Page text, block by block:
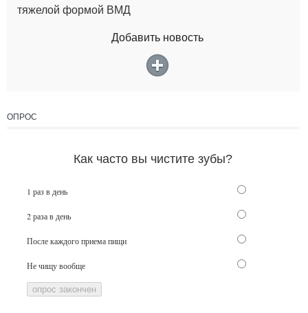
тяжелой формой ВМД
Добавить новость
ОПРОС
Как часто вы чистите зубы?
1 раз в день
2 раза в день
После каждого приема пищи
Не чищу вообще
опрос закончен